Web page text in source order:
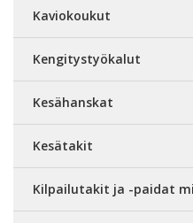
Kaviokoukut
Kengitystyökalut
Kesähanskat
Kesätakit
Kilpailutakit ja -paidat